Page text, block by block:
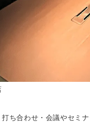
ち合わせ・会議やセミ